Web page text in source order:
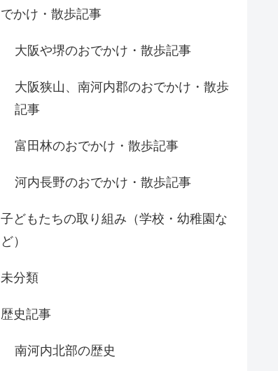
でかけ・散歩記事
大阪や堺のおでかけ・散歩記事
大阪狭山、南河内郡のおでかけ・散歩
記事
富田林のおでかけ・散歩記事
河内長野のおでかけ・散歩記事
子どもたちの取り組み（学校・幼稚園な
ど）
未分類
歴史記事
南河内北部の歴史